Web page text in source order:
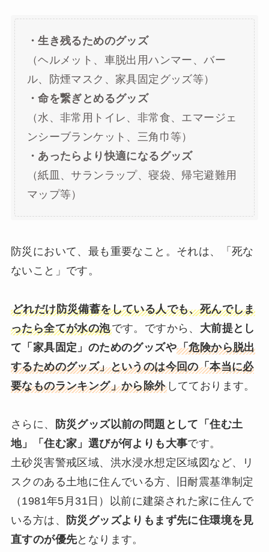
・生き残るためのグッズ
（ヘルメット、車脱出用ハンマー、バー
ル、防煙マスク、家具固定グッズ等）
・命を繋ぎとめるグッズ
（水、非常用トイレ、非常食、エマージェ
ンシーブランケット、三角巾等）
・あったらより快適になるグッズ
（紙皿、サランラップ、寝袋、帰宅避難用
マップ等）
防災において、最も重要なこと。それは、「死な
ないこと」です。
どれだけ防災備蓄をしている人でも、死んでしま
ったら全てが水の泡です。ですから、 大前提とし
て「家具固定」のためのグッズや「危険から脱出
するためのグッズ」というのは今回の「本当に必
要なものランキング」から除外してております。
さらに、
防災グッズ以前の問題として「住む土
地」「住む家」選びが何よりも大事です。
土砂災害警戒区域、洪水浸水想定区域図など、リ
スクのある土地に住んでいる方、旧耐震基準制定
（1981年5月31日）以前に建築された家に住んで
いる方は、
防災グッズよりもまず先に住環境を見
直すのが優先となります。